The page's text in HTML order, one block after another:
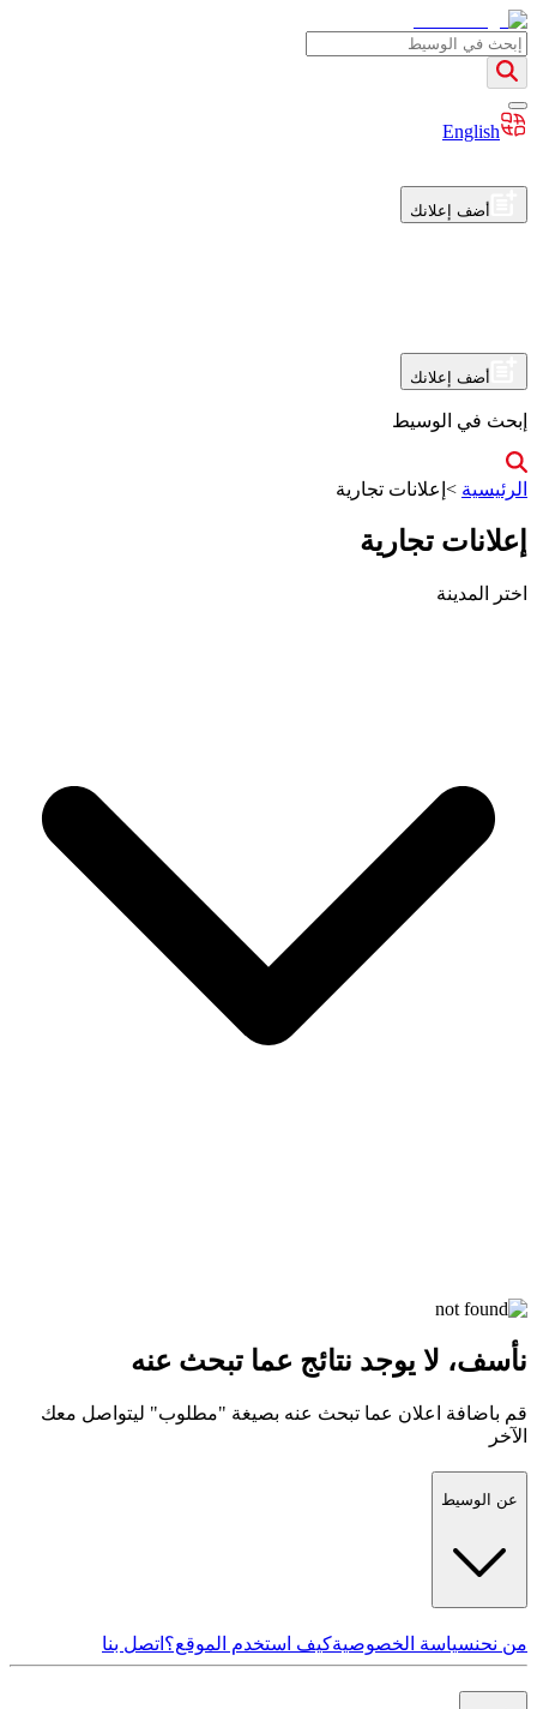
English
أضف إعلانك
أضف إعلانك
إبحث في الوسيط
الرئيسية > إعلانات تجارية
إعلانات تجارية
اختر المدينة
نأسف، لا يوجد نتائج عما تبحث عنه
قم باضافة اعلان عما تبحث عنه بصيغة "مطلوب" ليتواصل معك
الآخر
عن الوسيط
من نحنسياسة الخصوصيةكيف استخدم الموقع؟ اتصل بنا